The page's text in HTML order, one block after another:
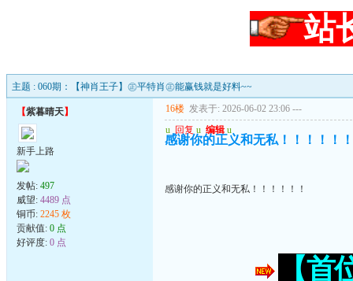
站
主题 : 060期：【神肖王子】㊣平特肖㊣能赢钱就是好料~~
【紫暮晴天】
新手上路
发帖: 497
威望: 4489 点
铜币: 2245 枚
贡献值: 0 点
好评度: 0 点
16楼 发表于: 2026-06-02 23:06 ---
u 回复 u 编辑 u
感谢你的正义和无私！！！！！！
感谢你的正义和无私！！！！！！
【